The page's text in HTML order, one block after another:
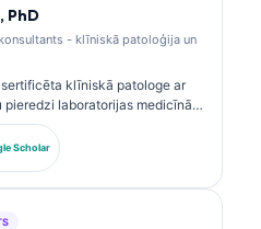
jomā.
PhD
- klīniskā patoloģija un
klīniskā patologe ar
pieredzi laboratorijas medicīnā
Viņai ir specializētas
ķīmijā, un viņa plaši
par biomarķieru paneļiem un
Scholar